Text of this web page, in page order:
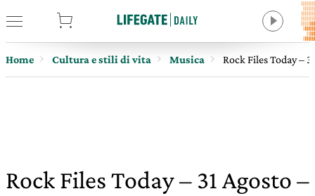
Home Cultura e stili di vita Musica Rock Files Today –
Rock Files Today – 31 Agosto –